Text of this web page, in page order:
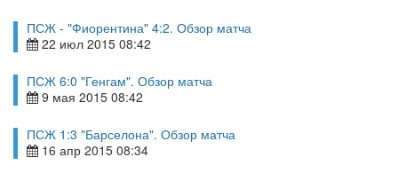
ПСЖ - "Фиорентина" 4:2. Обзор матча
22 июл 2015 08:42
ПСЖ 6:0 "Генгам". Обзор матча
9 мая 2015 08:42
ПСЖ 1:3 "Барселона". Обзор матча
16 апр 2015 08:34